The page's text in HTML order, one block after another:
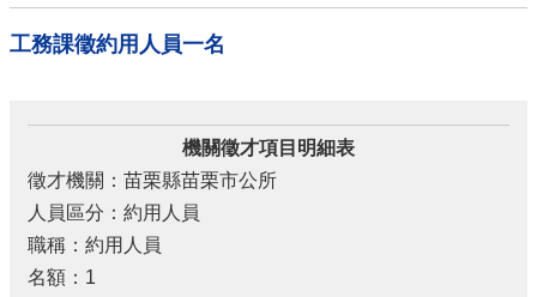
工務課徵約用人員一名
機關徵才項目明細表
徵才機關：苗栗縣苗栗市公所
人員區分：約用人員
職稱：約用人員
名額：1